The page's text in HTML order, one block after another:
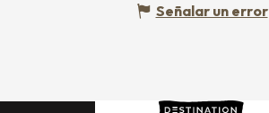
Señalar un error